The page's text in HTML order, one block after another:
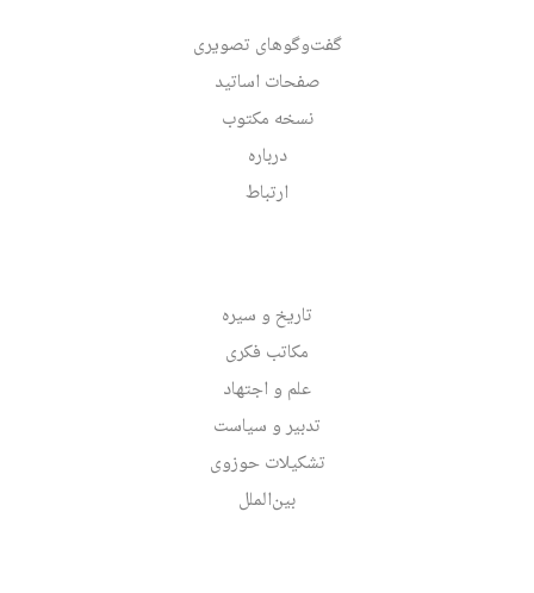
گفت‌وگوهای تصویری
صفحات اساتید
نسخه مکتوب
درباره
ارتباط
تاریخ و سیره
مکاتب فکری
علم و اجتهاد
تدبیر و سیاست
تشکیلات حوزوی
بین‌الملل